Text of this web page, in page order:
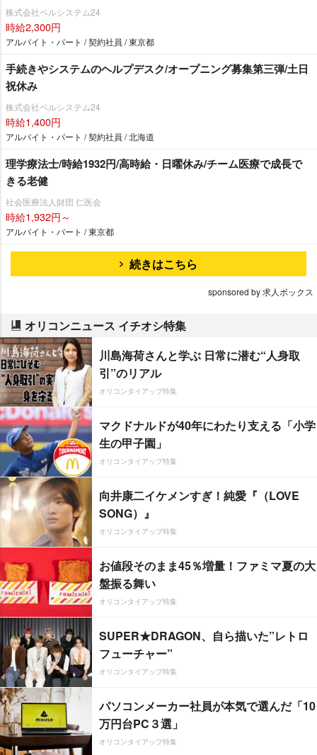
株式会社ベルシステム24
時給2,300円
アルバイト・パート / 契約社員 / 東京都
手続きやシステムのヘルプデスク/オープニング募集第三弾/土日
祝休み
株式会社ベルシステム24
時給1,400円
アルバイト・パート / 契約社員 / 北海道
理学療法士/時給1932円/高時給・日曜休み/チーム医療で成長で
きる老健
社会医療法人財団 仁医会
時給1,932円～
アルバイト・パート / 東京都
続きはこちら
sponsored by 求人ボックス
オリコンニュース イチオシ特集
川島海荷さんと学ぶ 日常に潜む“人身取
引”のリアル
オリコンタイアップ特集
マクドナルドが40年にわたり支える「小学
生の甲子園」
オリコンタイアップ特集
向井康二イケメンすぎ！純愛『（LOVE
SONG）』
オリコンタイアップ特集
お値段そのまま45％増量！ファミマ夏の大
盤振る舞い
オリコンタイアップ特集
SUPER★DRAGON、自ら描いた”レトロ
フューチャー”
オリコンタイアップ特集
パソコンメーカー社員が本気で選んだ「10
万円台PC３選」
オリコンタイアップ特集